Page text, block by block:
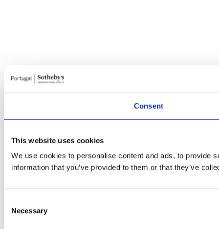
Consent
This website uses cookies
We use cookies to personalise content and ads, to provide
information that you’ve provided to them or that they’ve
Selection
Necessary